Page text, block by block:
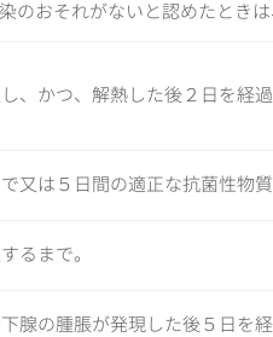
おそれがないと認めたときは
、かつ、解熱した後２日を経過
又は５日間の適正な抗菌性物
るまで。
腺の腫脹が発現した後５日を